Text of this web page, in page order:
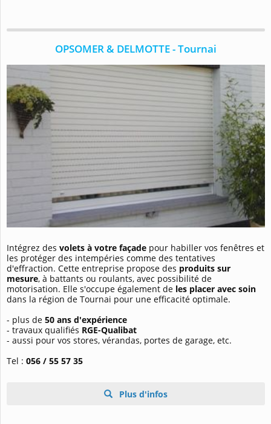
OPSOMER & DELMOTTE - Tournai
Intégrez des volets à votre façade pour habiller vos fenêtres et
les protéger des intempéries comme des tentatives
d'effraction. Cette entreprise propose des produits sur
mesure, à battants ou roulants, avec possibilité de
motorisation. Elle s'occupe également de les placer avec soin
dans la région de Tournai pour une efficacité optimale.
- plus de 50 ans d'expérience
- travaux qualifiés RGE-Qualibat
- aussi pour vos stores, vérandas, portes de garage, etc.
Tel : 056 / 55 57 35
Plus d'infos